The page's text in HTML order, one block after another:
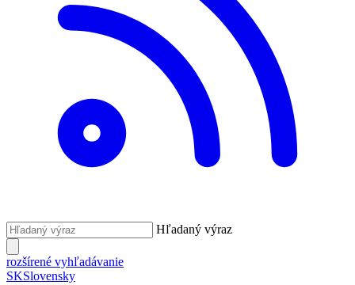
Hľadaný výraz
rozšírené vyhľadávanie
SKSlovensky